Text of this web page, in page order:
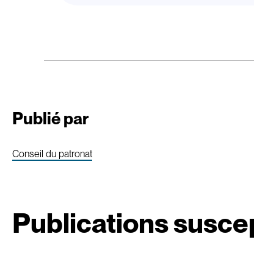
Publié par
Conseil du patronat
Publications